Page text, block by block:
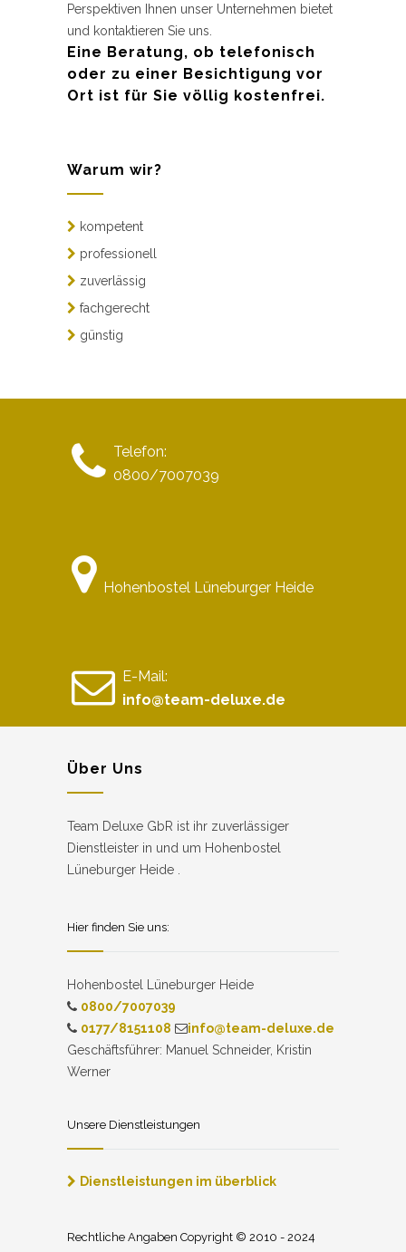
Perspektiven Ihnen unser Unternehmen bietet
und kontaktieren Sie uns.
Eine Beratung, ob telefonisch
oder zu einer Besichtigung vor
Ort ist für Sie völlig kostenfrei.
Warum wir?
kompetent
professionell
zuverlässig
fachgerecht
günstig
Telefon:
0800/7007039
Hohenbostel Lüneburger Heide
E-Mail:
info@team-deluxe.de
Über Uns
Team Deluxe GbR ist ihr zuverlässiger
Dienstleister in und um Hohenbostel
Lüneburger Heide .
Hier finden Sie uns:
Hohenbostel Lüneburger Heide
0800/7007039
0177/8151108
info@team-deluxe.de
Geschäftsführer: Manuel Schneider, Kristin
Werner
Unsere Dienstleistungen
Dienstleistungen im überblick
Rechtliche Angaben Copyright © 2010 - 2024